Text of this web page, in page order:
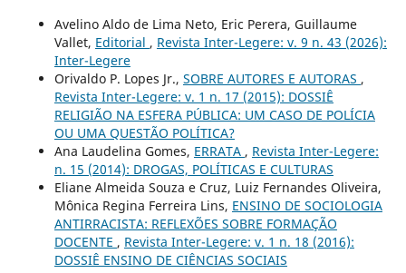
Avelino Aldo de Lima Neto, Eric Perera, Guillaume
Vallet, Editorial , Revista Inter-Legere: v. 9 n. 43 (2026):
Inter-Legere
Orivaldo P. Lopes Jr., SOBRE AUTORES E AUTORAS ,
Revista Inter-Legere: v. 1 n. 17 (2015): DOSSIÊ
RELIGIÃO NA ESFERA PÚBLICA: UM CASO DE POLÍCIA
OU UMA QUESTÃO POLÍTICA?
Ana Laudelina Gomes, ERRATA , Revista Inter-Legere:
n. 15 (2014): DROGAS, POLÍTICAS E CULTURAS
Eliane Almeida Souza e Cruz, Luiz Fernandes Oliveira,
Mônica Regina Ferreira Lins, ENSINO DE SOCIOLOGIA
ANTIRRACISTA: REFLEXÕES SOBRE FORMAÇÃO
DOCENTE , Revista Inter-Legere: v. 1 n. 18 (2016):
DOSSIÊ ENSINO DE CIÊNCIAS SOCIAIS